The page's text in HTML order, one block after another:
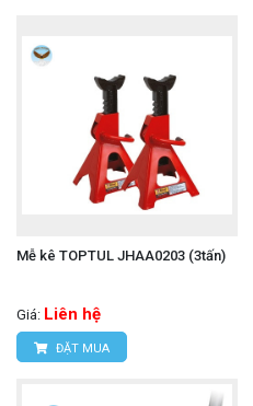
Mễ kê TOPTUL JHAA0203 (3tấn)
Giá: Liên hệ
ĐẶT MUA